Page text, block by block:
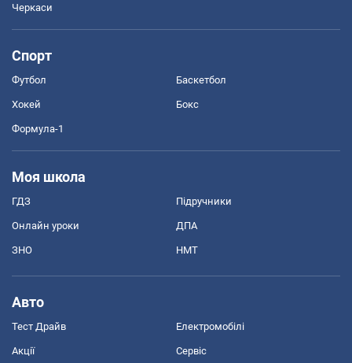
Черкаси
Спорт
Футбол Баскетбол
Хокей Бокс
Формула-1
Моя школа
ГДЗ Підручники
Онлайн уроки ДПА
ЗНО НМТ
Авто
Тест Драйв Електромобілі
Акції Сервіс